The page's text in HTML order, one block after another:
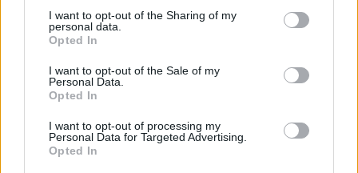
I want to opt-out of the Sharing of my
personal data.
Opted In
I want to opt-out of the Sale of my
Personal Data.
Opted In
I want to opt-out of processing my
Personal Data for Targeted Advertising.
Opted In
szerda esténként online árverést! Kedd-től péntek-ig 11.00-este
18.00 óráig várjuk szeretettel az érdeklődőket.
GALÉRIA TOVÁBBI MŰTÁRGYAI